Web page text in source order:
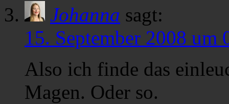
Johanna sagt:
15. September 2008 um
Also ich finde das
Magen. Oder so.